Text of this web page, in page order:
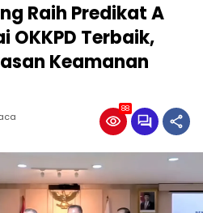
Raih Predikat A
OKKPD Terbaik,
Keamanan
88